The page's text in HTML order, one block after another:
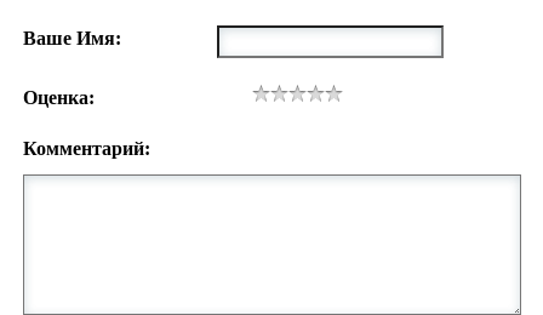
Ваше Имя:
Оценка:
Комментарий: